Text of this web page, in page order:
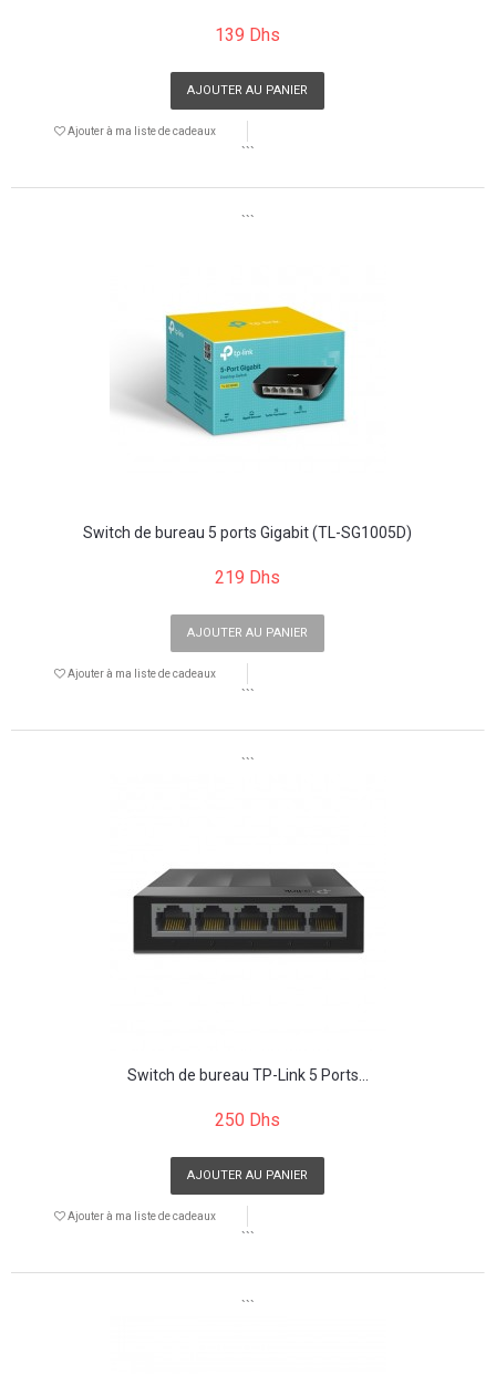
139 Dhs
AJOUTER AU PANIER
Ajouter à ma liste de cadeaux
```
```
Switch de bureau 5 ports Gigabit (TL-SG1005D)
219 Dhs
AJOUTER AU PANIER
Ajouter à ma liste de cadeaux
```
```
Switch de bureau TP-Link 5 Ports...
250 Dhs
AJOUTER AU PANIER
Ajouter à ma liste de cadeaux
```
```